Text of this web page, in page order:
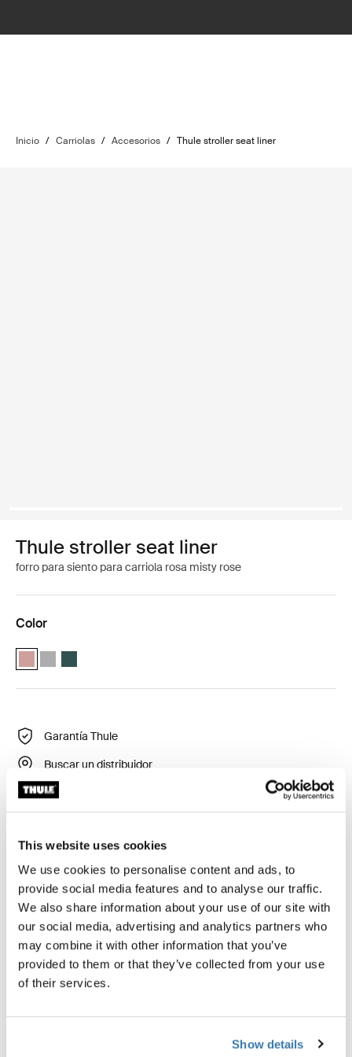
This website uses cookies
We use cookies to personalise content and ads, to
provide social media features and to analyse our traffic.
We also share information about your use of our site with
our social media, advertising and analytics partners who
may combine it with other information that you’ve
provided to them or that they’ve collected from your use
of their services.
Show details
Inicio / Carriolas / Accesorios / Thule stroller seat liner
Thule stroller seat liner
forro para siento para carriola rosa misty rose
Color
Thule stroller seat liner Misty Rose (selected)
Thule stroller seat liner Gray Melange
Thule stroller seat liner Verde ánade real
Garantía Thule
Buscar un distribuidor
que hace que el paseo sea aún más cómodo para su
hijo. El forro para asiento también protege a su carriola
de derrames accidentales; simplemente métalo en la
lavadora para limpiarlo. Fácil de colocar y desmontar, el
forro también tiene características antideslizantes para
asegurar que no se resbale o desplace una vez
colocado. El forro para asiento viene en una variedad
de colores modernos que puede mezclar y combinar